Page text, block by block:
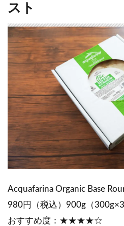
スト
Acquafarina Organic Base
980円（税込）900g（300g×3
おすすめ度：★★★★☆